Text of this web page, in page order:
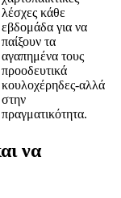
λέσχες κάθε
εβδομάδα για να
παίξουν τα
αγαπημένα τους
προοδευτικά
κουλοχέρηδες-αλλά
στην
πραγματικότητα.
να